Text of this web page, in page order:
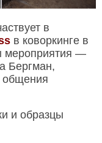
в
в коворкинге в
мероприятия —
Бергман,
и образцы